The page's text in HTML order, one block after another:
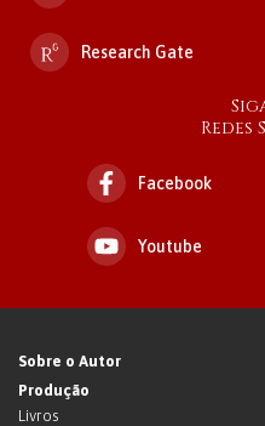
Research Gate
Redes
Facebook
Youtube
Sobre o Autor
Produção
Livros